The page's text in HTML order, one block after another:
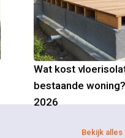
Wat kost
bestaande
2026
Bekijk